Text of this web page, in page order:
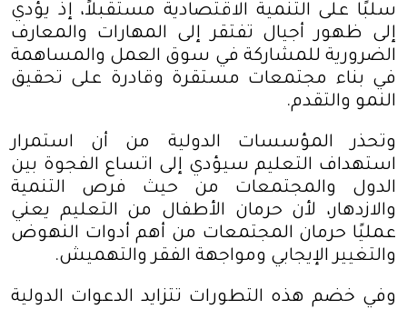
سلبًا على التنمية الاقتصادية مستقبلاً، إذ يؤدي
إلى ظهور أجيال تفتقر إلى المهارات والمعارف
الضرورية للمشاركة في سوق العمل والمساهمة
في بناء مجتمعات مستقرة وقادرة على تحقيق
النمو والتقدم.
وتحذر المؤسسات الدولية من أن استمرار
استهداف التعليم سيؤدي إلى اتساع الفجوة بين
الدول والمجتمعات من حيث فرص التنمية
والازدهار، لأن حرمان الأطفال من التعليم يعني
عمليًا حرمان المجتمعات من أهم أدوات النهوض
والتغيير الإيجابي ومواجهة الفقر والتهميش.
وفي خضم هذه التطورات تتزايد الدعوات الدولية